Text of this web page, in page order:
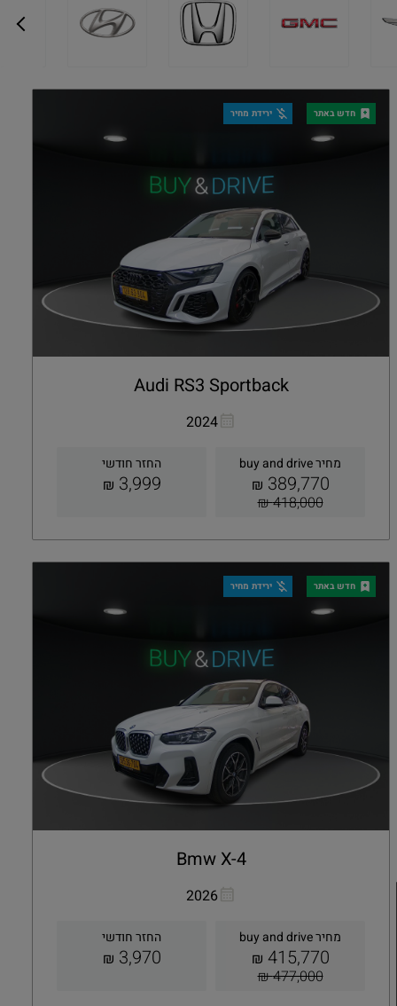
חדש באתר ירידת מחיר
Audi RS3 Sportback
2024
מחיר buy and drive
389,770
₪
418,000 ₪
החזר חודשי
3,999
₪
העתקת קישור Whatsapp
קבלת הצעה
חדש באתר ירידת מחיר
Bmw X-4
2026
מחיר buy and drive
415,770
₪
477,000 ₪
החזר חודשי
3,970
₪
Whatsapp